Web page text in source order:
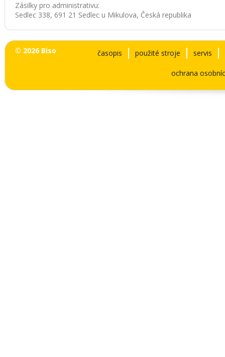
Zásilky pro administrativu:
Sedlec 338, 691 21 Sedlec u Mikulova, Česká republika
© 2026 Biso časopis použité stroje servis
ochrana